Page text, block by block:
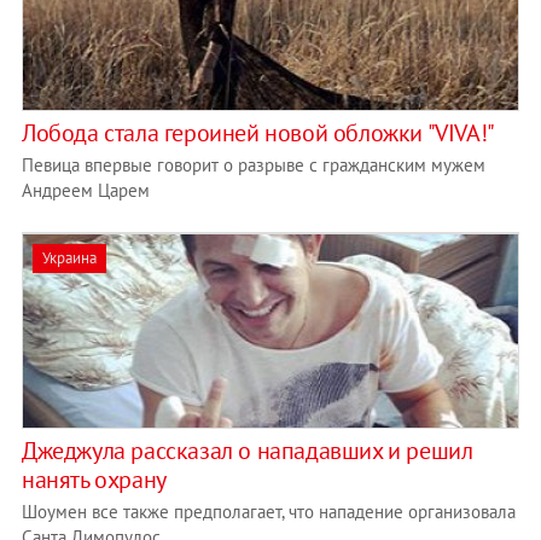
Лобода стала героиней новой обложки "VIVA!"
Певица впервые говорит о разрыве с гражданским мужем
Андреем Царем
Украина
Джеджула рассказал о нападавших и решил
нанять охрану
Шоумен все также предполагает, что нападение организовала